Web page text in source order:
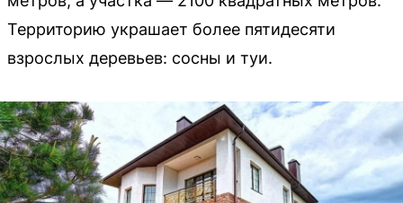
Территорию украшает более пятидесяти
взрослых деревьев: сосны и туи.